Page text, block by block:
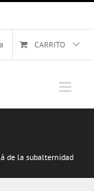
CARRITO
de la subalternidad